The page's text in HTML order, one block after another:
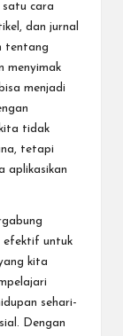
satu cara
dan jurnal
tentang
menyimak
menjadi
tidak
tetapi
aplikasikan
efektif untuk
kita
sehari-
Dengan